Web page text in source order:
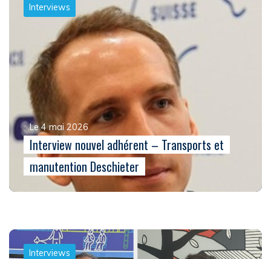
Interviews
Le 4 mai 2026
Interview nouvel adhérent – Transports et
manutention Deschieter
Interviews